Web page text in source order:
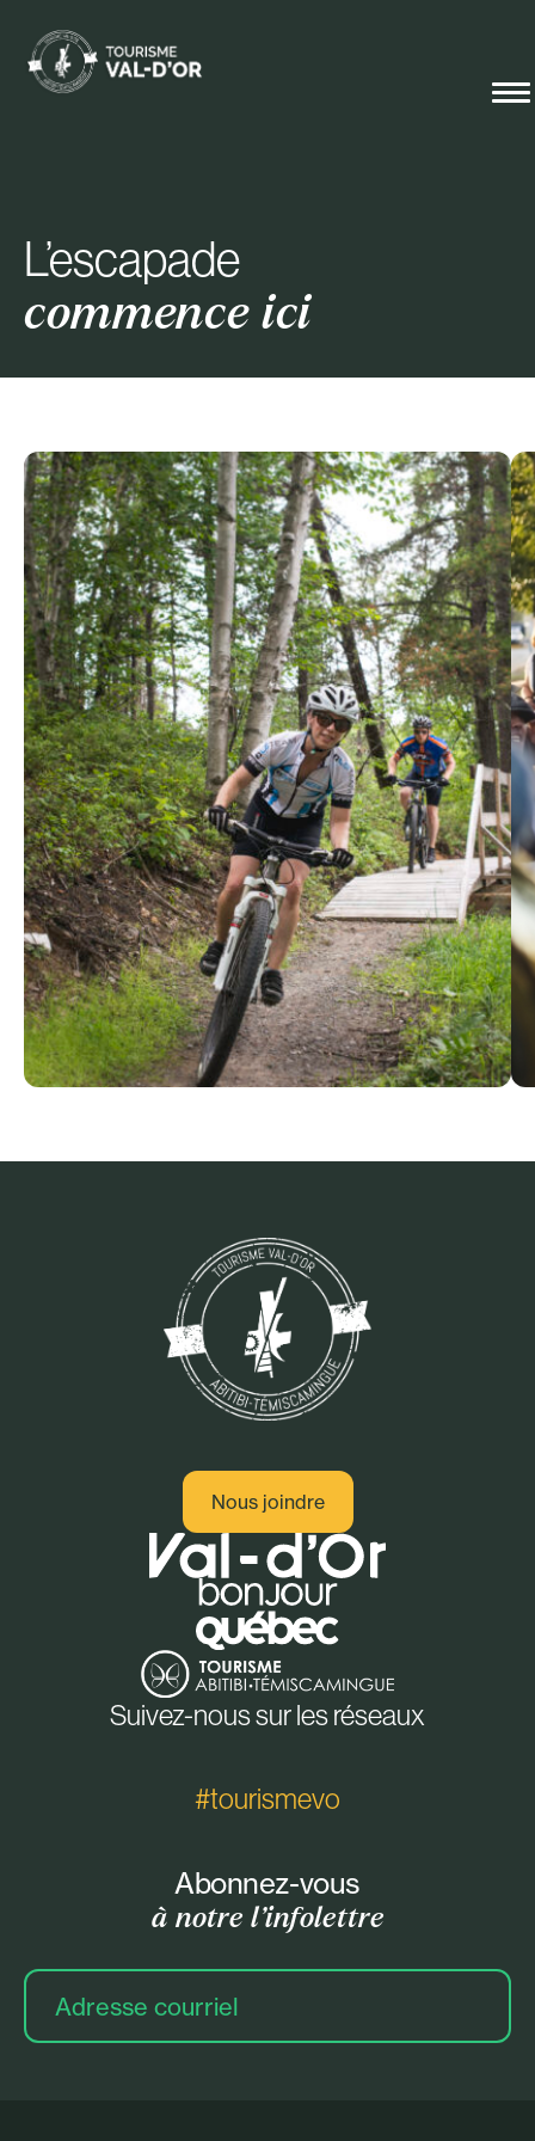
L’escapade
commence ici
Nous joindre
Suivez-nous sur les réseaux
#tourismevo
Abonnez-vous
à notre l’infolettre
Adresse
courriel